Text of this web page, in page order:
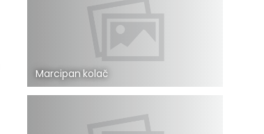
Marcipan kolač